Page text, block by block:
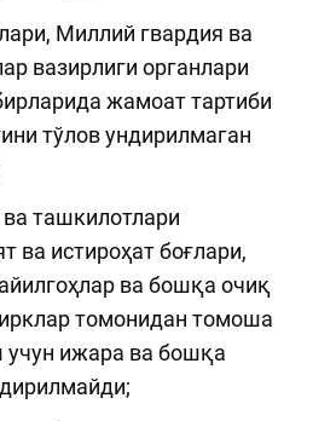
Миллий гвардия ва
вазирлиги органлари
жамоат тартиби
тўлов ундирилмаган
ташкилотлари
ва истироҳат боғлари,
ва бошқа очиқ
томонидан томоша
учун ижара ва бошқа